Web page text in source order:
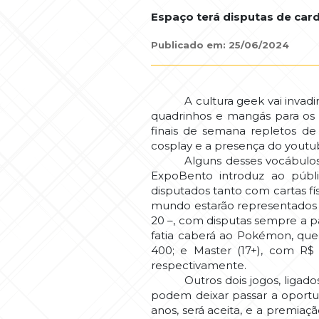
Espaço terá disputas de
Publicado em: 25/06/2024
A cultura geek vai
quadrinhos e mangás para
finais de semana repletos
cosplay e a presença do
Alguns desses
ExpoBento introduz ao
disputados tanto com cartas
mundo estarão representados
20 –, com disputas sempre a
fatia caberá ao Pokémon, que
400; e Master (17+), com
respectivamente.
Outros dois jogos,
podem deixar passar a
anos, será aceita, e a